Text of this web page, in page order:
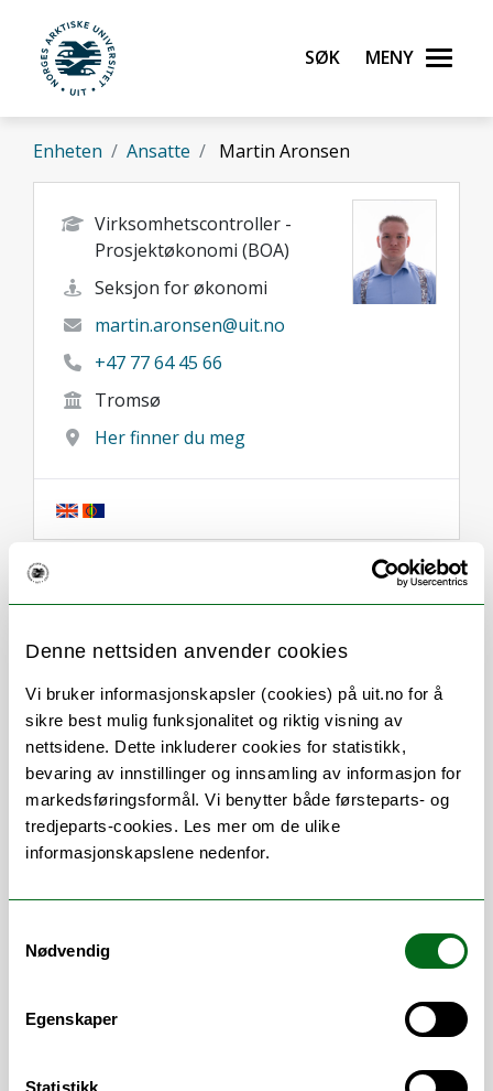
Denne nettsiden anvender cookies
Vi bruker informasjonskapsler (cookies) på uit.no for å
sikre best mulig funksjonalitet og riktig visning av
nettsidene. Dette inkluderer cookies for statistikk,
bevaring av innstillinger og innsamling av informasjon for
markedsføringsformål. Vi benytter både førsteparts- og
tredjeparts-cookies. Les mer om de ulike
informasjonskapslene nedenfor.
Nødvendig
Egenskaper
Statistikk
Gå til hovedinnhold
UiT Norges arktiske universitet
Søk Meny
Enheten Ansatte Martin Aronsen
Virksomhetscontroller -
Prosjektøkonomi (BOA)
Seksjon for økonomi
martin.aronsen@uit.no
+47 77 64 45 66
Tromsø
Her finner du meg
Om
Forskning og undervisning
Her finner du meg
Stillingsbeskrivelse
Virksomhetscontroller - Prosjektøkonomi
(BOA)
Forvaltning, rådgivning og bistand knyttet
til prosjektøkonomi. Herunder
budsjettering og rapportering,
prosjektstruktur og finansiering, relasjon-